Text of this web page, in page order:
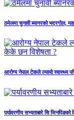
ठमेलमा चुनावी ब्यानरको भद्रगोल,
आरोग्य नेपाल टेकले ल्यायो स्वास्थ्य
पर्यावरणीय सभ्यताबारे सि